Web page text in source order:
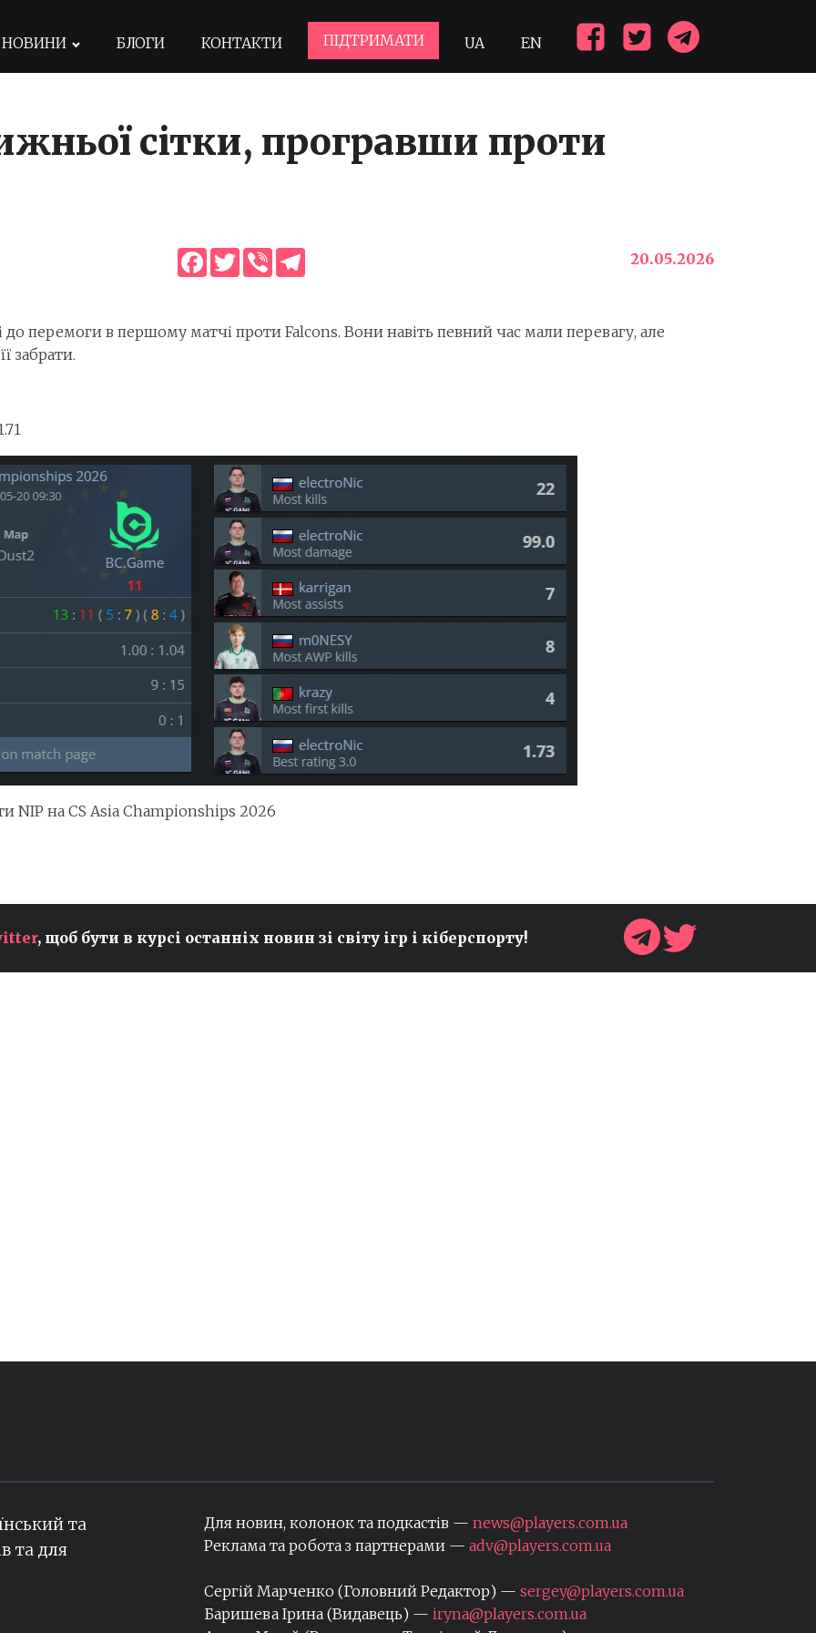
НОВИНИ БЛОГИ КОНТАКТИ ПІДТРИМАТИ UA EN
сітки, програвши проти
Facebook
Twitter
ViberTelegram 20.05.2026
до перемоги в першому матчі проти Falcons. Вони навіть певний час мали перевагу, але
забрати.
NIP на CS Asia Championships 2026
, щоб бути в курсі останніх новин зі світу ігр і кіберспорту!
PEYZ ІЗ T1 ПРЕТЕНДУЄ НА
ЗВАННЯ НАЙКРАЩОГО ADC
У СВІТІ ПІСЛЯ
ОЧІЛЬНИК SONIC TEAM
АНОНСУВАВ НОВІ
та
та для
Для новин, колонок та подкастів — news@players.com.ua
Реклама та робота з партнерами — adv@players.com.ua
Сергій Марченко (Головний Редактор) — sergey@players.com.ua
Баришева Ірина (Видавець) — iryna@players.com.ua